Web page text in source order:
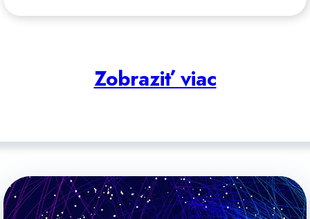
cukrovej repy z polí do výroby
Zobraziť viac